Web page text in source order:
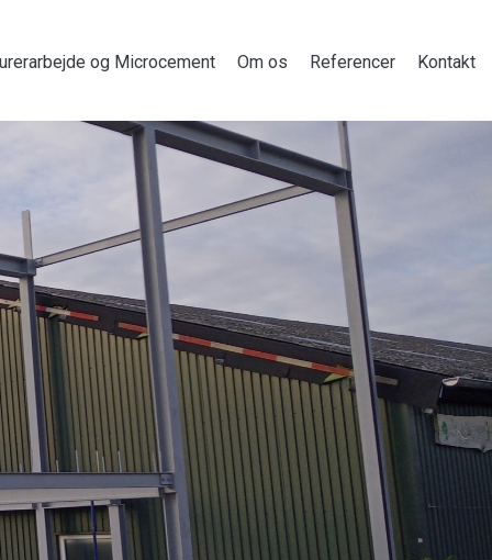
og Microcement Om os Referencer Kontakt